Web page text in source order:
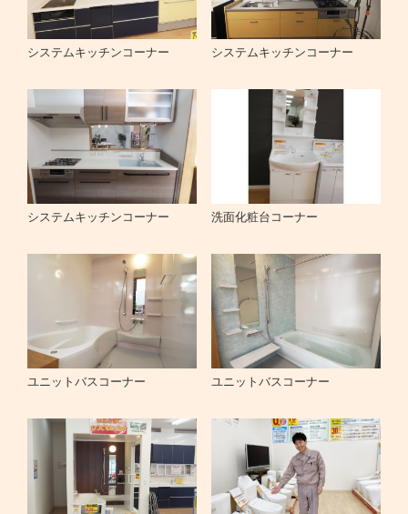
システムキッチンコーナー システムキッチンコーナー
システムキッチンコーナー 洗面化粧台コーナー
ユニットバスコーナー ユニットバスコーナー